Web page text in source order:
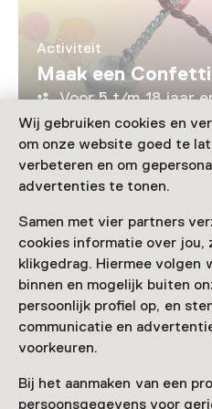
Wij gebruiken cookies en
om onze website goed te
verbeteren en om
advertenties te tonen.
Samen met vier partners
cookies informatie over jou,
klikgedrag. Hiermee volgen
binnen en mogelijk buiten
persoonlijk profiel op, en
communicatie en
voorkeuren.
Bij het aanmaken van een
persoonsgegevens voor
Activiteit
Maak een
Voor 5 t/m 18 jaar
Laad
Nog meer